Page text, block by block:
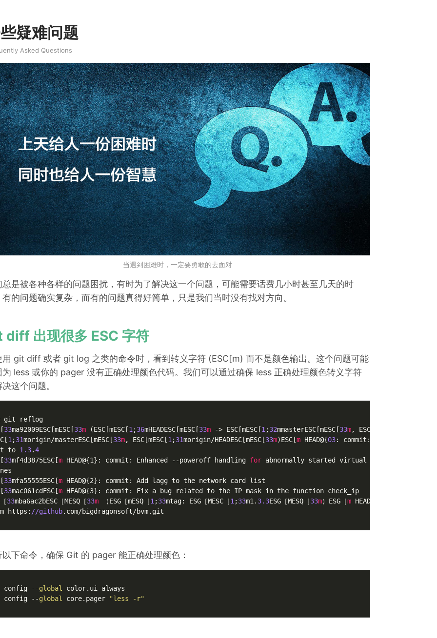
疑难问题
Asked Questions
当遇到困难时，一定要勇敢的去面对
总是被各种各样的问题困扰，有时为了解决这一个问题，可能需要话费几小时甚至几天的时
有的问题确实复杂，而有的问题真得好简单，只是我们当时没有找对方向。
diff 出现很多 ESC 字符
用 git diff 或者 git log 之类的命令时，看到转义字符 (ESC[m) 而不是颜色输出。这个问题可能
为 less 或你的 pager 没有正确处理颜色代码。我们可以通过确保 less 正确处理颜色转义字符
这个问题。
git reflog
33ma92009ESC[mESC[33m (ESC[mESC[1 ;36mHEADESC[mESC[33m -> ESC[mESC[1 ;32mmasterESC[mESC[33m, ESCL
1 ;31morigin/masterESC[mESC[33m, ESC[mESC[1 ;31morigin/HEADESC[mESC[33m)ESC[m HEAD@{03: commit: U
to 1.3.4
33mf4d3875ESC[m HEAD@{1}: commit: Enhanced --poweroff handling for abnormally started virtual
33mfa55555ESC[m HEAD@{2}: commit: Add lagg to the network card list
33mac061cdESC[m HEAD@{3}: commit: Fix a bug related to the IP mask in the function check_ip
33mba6ac2bESC［MESQ［33m （ESG［mESQ［1 ;33mtag: ESG［MESC［1 ;33m1. 3.3ESG［MESQ［33m）ESG［m HEAD@54｝：clone
https: //github.com/bigdragonsoft/bvm.git
以下命令，确保 Git 的 pager 能正确处理颜色：
config --global
color.ui always
config --global core.pager "less -r"